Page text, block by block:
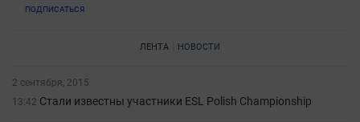
ПОДПИСАТЬСЯ
ЛЕНТА НОВОСТИ
2 сентября, 2015
13:42 Стали известны участники ESL Polish Championship